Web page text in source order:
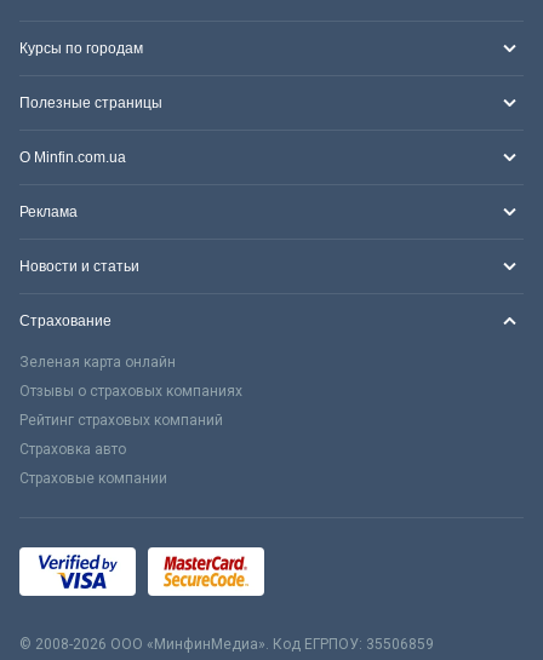
Курсы по городам
Полезные страницы
О Minfin.com.ua
Реклама
Новости и статьи
Страхование
Зеленая карта онлайн
Отзывы о страховых компаниях
Рейтинг страховых компаний
Страховка авто
Страховые компании
© 2008-2026 ООО «МинфинМедиа». Код ЕГРПОУ: 35506859